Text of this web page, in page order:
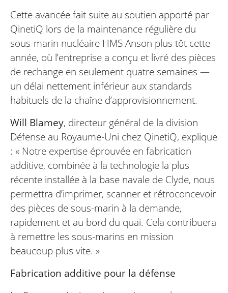
Cette avancée fait suite au soutien apporté par
QinetiQ lors de la maintenance régulière du
sous-marin nucléaire HMS Anson plus tôt cette
année, où l’entreprise a conçu et livré des pièces
de rechange en seulement quatre semaines —
un délai nettement inférieur aux standards
habituels de la chaîne d’approvisionnement.
Will Blamey, directeur général de la division
Défense au Royaume-Uni chez QinetiQ, explique
: « Notre expertise éprouvée en fabrication
additive, combinée à la technologie la plus
récente installée à la base navale de Clyde, nous
permettra d’imprimer, scanner et rétroconcevoir
des pièces de sous-marin à la demande,
rapidement et au bord du quai. Cela contribuera
à remettre les sous-marins en mission
beaucoup plus vite. »
Fabrication additive pour la défense